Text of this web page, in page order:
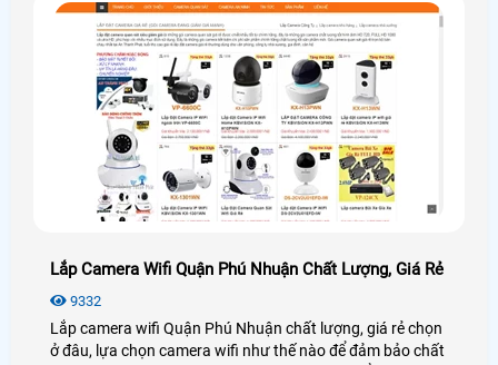
Ebitcam, Camera wifi Ezviz và camera wifi Imous
Lắp Camera Wifi Quận Phú Nhuận Chất Lượng, Giá Rẻ
9332
Lắp camera wifi Quận Phú Nhuận chất lượng, giá rẻ chọn
ở đâu, lựa chọn camera wifi như thế nào để đảm bảo chất